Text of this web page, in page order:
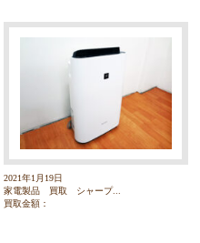
2021年1月19日
家電製品 買取 シャープ...
買取金額：